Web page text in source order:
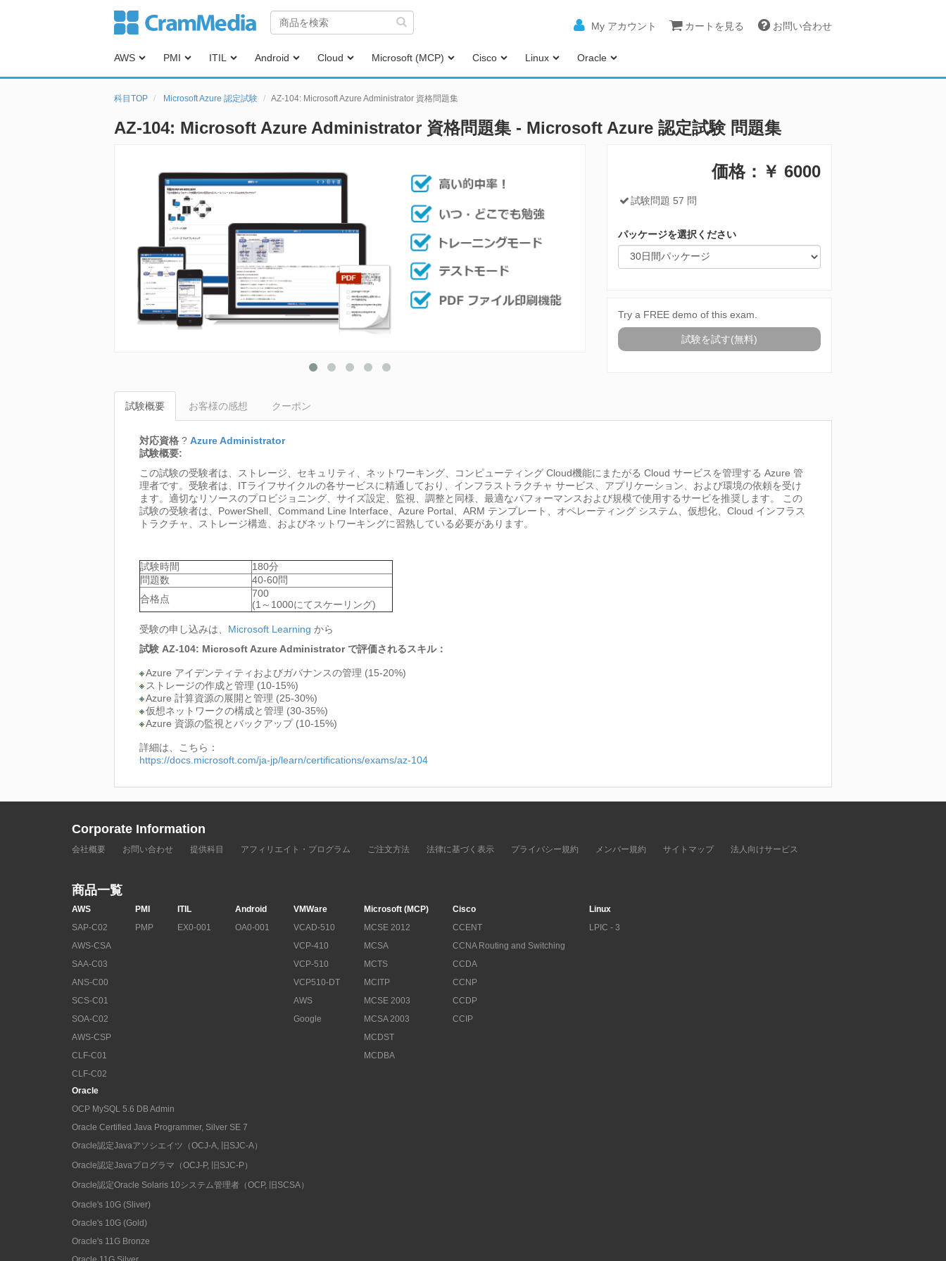
My アカウント カートを見る お問い合わせ
AWS PMI ITIL Android Cloud Microsoft (MCP) Cisco Linux Oracle
科目TOP Microsoft Azure 認定試験 AZ-104: Microsoft Azure Administrator 資格問題集
AZ-104: Microsoft Azure Administrator 資格問題集 - Microsoft Azure 認定試験 問題集
価格：￥ 6000
試験問題 57 問
パッケージを選択ください
Try a FREE demo of this exam.
試験を試す(無料)
試験概要 お客様の感想 クーポン
対応資格 ? Azure Administrator
試験概要:
この試験の受験者は、ストレージ、セキュリティ、ネットワーキング、コンピューティング Cloud機能にまたがる Cloud サービスを管理する Azure 管
理者です。受験者は、ITライフサイクルの各サービスに精通しており、インフラストラクチャ サービス、アプリケーション、および環境の依頼を受け
ます。適切なリソースのプロビジョニング、サイズ設定、監視、調整と同様、最適なパフォーマンスおよび規模で使用するサービを推奨します。 この
試験の受験者は、PowerShell、Command Line Interface、Azure Portal、ARM テンプレート、オペレーティング システム、仮想化、Cloud インフラス
トラクチャ、ストレージ構造、およびネットワーキングに習熟している必要があります。
試験時間
180分
問題数
40-60問
合格点
700
(1～1000にてスケーリング)
受験の申し込みは、 Microsoft Learning から
試験 AZ-104: Microsoft Azure Administrator で評価されるスキル：
Azure アイデンティティおよびガバナンスの管理 (15-20%)
ストレージの作成と管理 (10-15%)
Azure 計算資源の展開と管理 (25-30%)
仮想ネットワークの構成と管理 (30-35%)
Azure 資源の監視とバックアップ (10-15%)
詳細は、こちら：
https://docs.microsoft.com/ja-jp/learn/certifications/exams/az-104
Corporate Information
会社概要 お問い合わせ 提供科目 アフィリエイト・プログラム ご注文方法 法律に基づく表示 プライバシー規約 メンバー規約 サイトマップ 法人向けサービス
商品一覧
AWS
SAP-C02
AWS-CSA
SAA-C03
ANS-C00
SCS-C01
SOA-C02
AWS-CSP
CLF-C01
CLF-C02
PMI
PMP
ITIL
EX0-001
Android
OA0-001
VMWare
VCAD-510
VCP-410
VCP-510
VCP510-DT
AWS
Google
Microsoft (MCP)
MCSE 2012
MCSA
MCTS
MCITP
MCSE 2003
MCSA 2003
MCDST
MCDBA
Cisco
CCENT
CCNA Routing and Switching
CCDA
CCNP
CCDP
CCIP
Linux
LPIC - 3
Oracle
OCP MySQL 5.6 DB Admin
Oracle Certified Java Programmer, Silver SE 7
Oracle認定Javaアソシエイツ（OCJ-A, 旧SJC-A）
Oracle認定Javaプログラマ（OCJ-P, 旧SJC-P）
Oracle認定Oracle Solaris 10システム管理者（OCP, 旧SCSA）
Oracle's 10G (Sliver)
Oracle's 10G (Gold)
Oracle's 11G Bronze